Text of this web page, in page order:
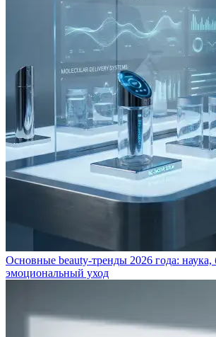
Основные beauty-тренды 2026 года: наука,
эмоциональный уход